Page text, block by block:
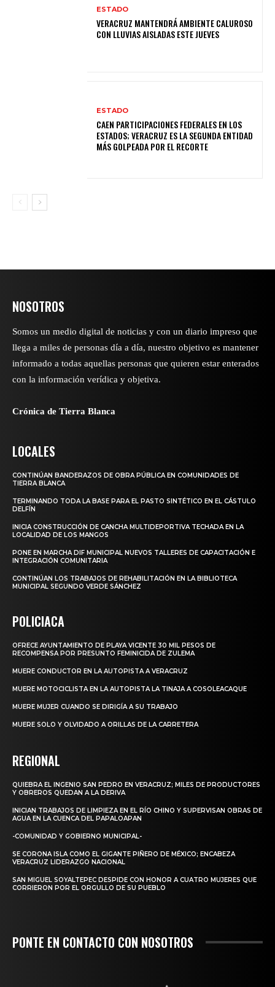
ESTADO
VERACRUZ MANTENDRÁ AMBIENTE CALUROSO
CON LLUVIAS AISLADAS ESTE JUEVES
ESTADO
CAEN PARTICIPACIONES FEDERALES EN LOS
ESTADOS; VERACRUZ ES LA SEGUNDA ENTIDAD
MÁS GOLPEADA POR EL RECORTE
NOSOTROS
Somos un medio digital de noticias y con un diario impreso que
llega a miles de personas día a día, nuestro objetivo es mantener
informado a todas aquellas personas que quieren estar enterados
con la información verídica y objetiva.
Crónica de Tierra Blanca
LOCALES
CONTINÚAN BANDERAZOS DE OBRA PÚBLICA EN COMUNIDADES DE
TIERRA BLANCA
TERMINANDO TODA LA BASE PARA EL PASTO SINTÉTICO EN EL CÁSTULO
DELFÍN
INICIA CONSTRUCCIÓN DE CANCHA MULTIDEPORTIVA TECHADA EN LA
LOCALIDAD DE LOS MANGOS
PONE EN MARCHA DIF MUNICIPAL NUEVOS TALLERES DE CAPACITACIÓN E
INTEGRACIÓN COMUNITARIA
CONTINÚAN LOS TRABAJOS DE REHABILITACIÓN EN LA BIBLIOTECA
MUNICIPAL SEGUNDO VERDE SÁNCHEZ
POLICIACA
OFRECE AYUNTAMIENTO DE PLAYA VICENTE 30 MIL PESOS DE
RECOMPENSA POR PRESUNTO FEMINICIDA DE ZULEMA
MUERE CONDUCTOR EN LA AUTOPISTA A VERACRUZ
MUERE MOTOCICLISTA EN LA AUTOPISTA LA TINAJA A COSOLEACAQUE
MUERE MUJER CUANDO SE DIRIGÍA A SU TRABAJO
MUERE SOLO Y OLVIDADO A ORILLAS DE LA CARRETERA
REGIONAL
QUIEBRA EL INGENIO SAN PEDRO EN VERACRUZ; MILES DE PRODUCTORES
Y OBREROS QUEDAN A LA DERIVA
INICIAN TRABAJOS DE LIMPIEZA EN EL RÍO CHINO Y SUPERVISAN OBRAS DE
AGUA EN LA CUENCA DEL PAPALOAPAN
-COMUNIDAD Y GOBIERNO MUNICIPAL-
SE CORONA ISLA COMO EL GIGANTE PIÑERO DE MÉXICO; ENCABEZA
VERACRUZ LIDERAZGO NACIONAL
SAN MIGUEL SOYALTEPEC DESPIDE CON HONOR A CUATRO MUJERES QUE
CORRIERON POR EL ORGULLO DE SU PUEBLO
PONTE EN CONTACTO CON NOSOTROS